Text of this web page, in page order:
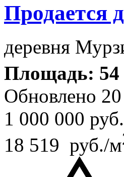
Продается
деревня
Площадь:
Обновлено
1 000 000 руб.
18 519 руб./м